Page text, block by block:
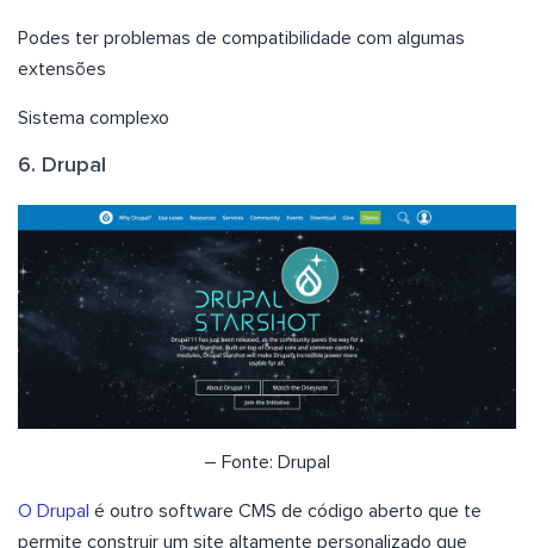
Podes ter problemas de compatibilidade com algumas
extensões
Sistema complexo
6. Drupal
– Fonte: Drupal
O Drupal é outro software CMS de código aberto que te
permite construir um site altamente personalizado que